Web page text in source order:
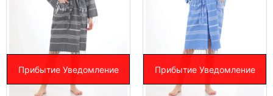
Прибытие Уведомление Прибытие Уведомление